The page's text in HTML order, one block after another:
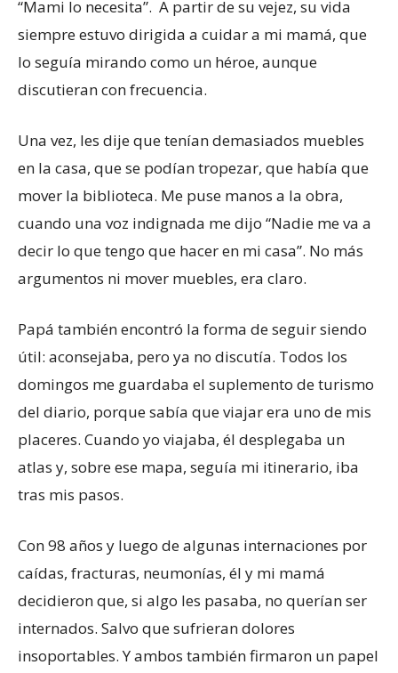
“Mami lo necesita”. A partir de su vejez, su vida
siempre estuvo dirigida a cuidar a mi mamá, que
lo seguía mirando como un héroe, aunque
discutieran con frecuencia.
Una vez, les dije que tenían demasiados muebles
en la casa, que se podían tropezar, que había que
mover la biblioteca. Me puse manos a la obra,
cuando una voz indignada me dijo “Nadie me va a
decir lo que tengo que hacer en mi casa”. No más
argumentos ni mover muebles, era claro.
Papá también encontró la forma de seguir siendo
útil: aconsejaba, pero ya no discutía. Todos los
domingos me guardaba el suplemento de turismo
del diario, porque sabía que viajar era uno de mis
placeres. Cuando yo viajaba, él desplegaba un
atlas y, sobre ese mapa, seguía mi itinerario, iba
tras mis pasos.
Con 98 años y luego de algunas internaciones por
caídas, fracturas, neumonías, él y mi mamá
decidieron que, si algo les pasaba, no querían ser
internados. Salvo que sufrieran dolores
insoportables. Y ambos también firmaron un papel